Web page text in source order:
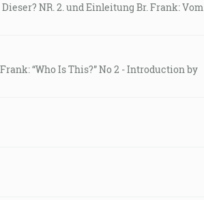
NR. 2. und Einleitung Br. Frank: Vom
“Who Is This?” No 2 - Introduction by